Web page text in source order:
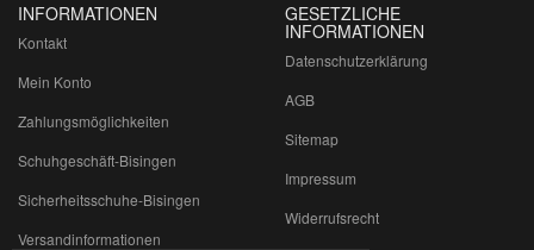
INFORMATIONEN
Kontakt
Mein Konto
Zahlungsmöglichkeiten
Schuhgeschäft-Bisingen
Sicherheitsschuhe-Bisingen
Versandinformationen
GESETZLICHE
INFORMATIONEN
Datenschutzerklärung
AGB
Sitemap
Impressum
Widerrufsrecht